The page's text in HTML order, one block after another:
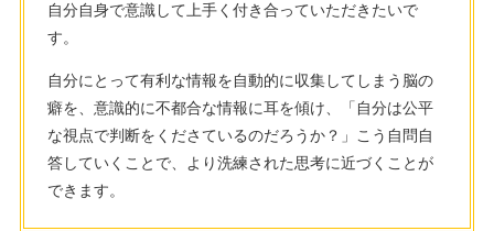
自分自身で意識して上手く付き合っていただきたいで
す。
自分にとって有利な情報を自動的に収集してしまう脳の
癖を、意識的に不都合な情報に耳を傾け、「自分は公平
な視点で判断をくださているのだろうか？」こう自問自
答していくことで、より洗練された思考に近づくことが
できます。